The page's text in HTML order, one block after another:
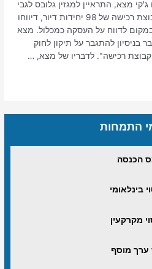
התמחות
הכנסה
בינלאומי
מקרקעין
ערך מוסף
מצא, התראיין למגזין גלובס לגבי
פרשה בה עלה חשד כי חברי קבוצת רכישה של 98 יחידות דיור, דיווחו
לדווח על העסקה כמכלול. מצא
להתגבר על תיקון לחוק
רכישה". לדבריו של מצא, …